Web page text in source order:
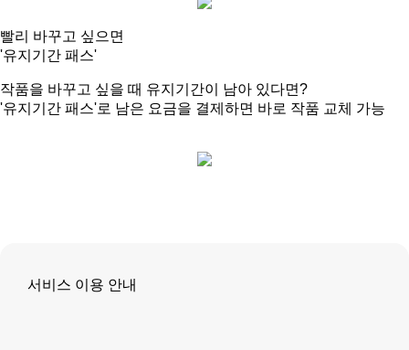
빨리 바꾸고 싶으면
'유지기간 패스'
작품을 바꾸고 싶을 때 유지기간이 남아 있다면?
'유지기간 패스'로 남은 요금을 결제하면 바로 작품 교체 가능
서비스 이용 안내